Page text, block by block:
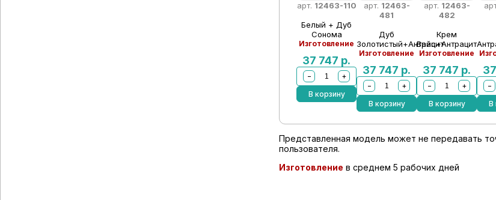
арт. 12463-110
Белый + Дуб
Сонома
Изготовление
37 747 р.
−
+
В корзину
арт. 12463-
481
Дуб
Золотистый+Антрацит
Изготовление
37 747 р.
−
+
В корзину
арт. 12463-
482
Крем
Вайс+Антрацит
Изготовление
37 747 р.
−
+
В корзину
−
В
Представленная модель может не передавать
пользователя.
Изготовление в среднем 5 рабочих дней